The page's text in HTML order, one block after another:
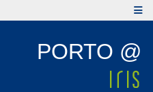
PORTO @